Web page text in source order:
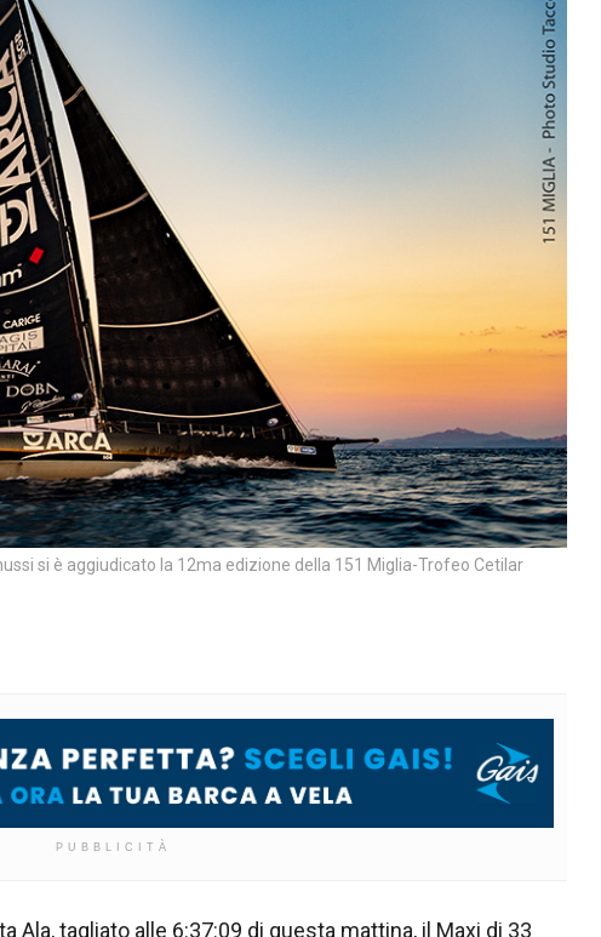
si è aggiudicato la 12ma edizione della 151 Miglia-Trofeo Cetilar
PUBBLICITÀ
Ala, tagliato alle 6:37:09 di questa mattina, il Maxi di 33